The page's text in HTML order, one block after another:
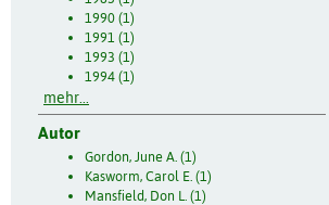
1990 (1)
1991 (1)
1993 (1)
1994 (1)
mehr...
Autor
Gordon, June A. (1)
Kasworm, Carol E. (1)
Mansfield, Don L. (1)